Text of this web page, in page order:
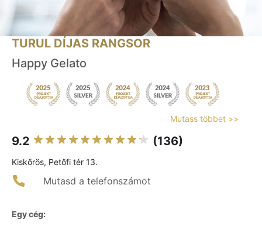
TURUL DÍJAS RANGSOR
Happy Gelato
Mutass többet >>
9.2 (136)
Kiskőrös, Petőfi tér 13.
Mutasd a telefonszámot
Egy cég: